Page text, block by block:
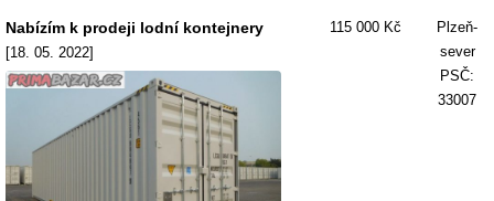
Nabízím k prodeji lodní kontejnery
[18. 05. 2022]
115 000 Kč
Plzeň-
sever
PSČ:
33007